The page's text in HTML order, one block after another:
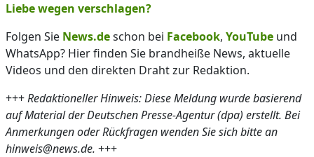
Liebe wegen verschlagen?
Folgen Sie News.deschon bei Facebook, YouTube und
WhatsApp? Hier finden Sie brandheiße News, aktuelle
Videos und den direkten Draht zur Redaktion.
+++Redaktioneller Hinweis: Diese Meldung wurde basierend
auf Material der Deutschen Presse-Agentur (dpa) erstellt. Bei
Anmerkungen oder Rückfragen wenden Sie sich bitte an
hinweis@news.de. +++